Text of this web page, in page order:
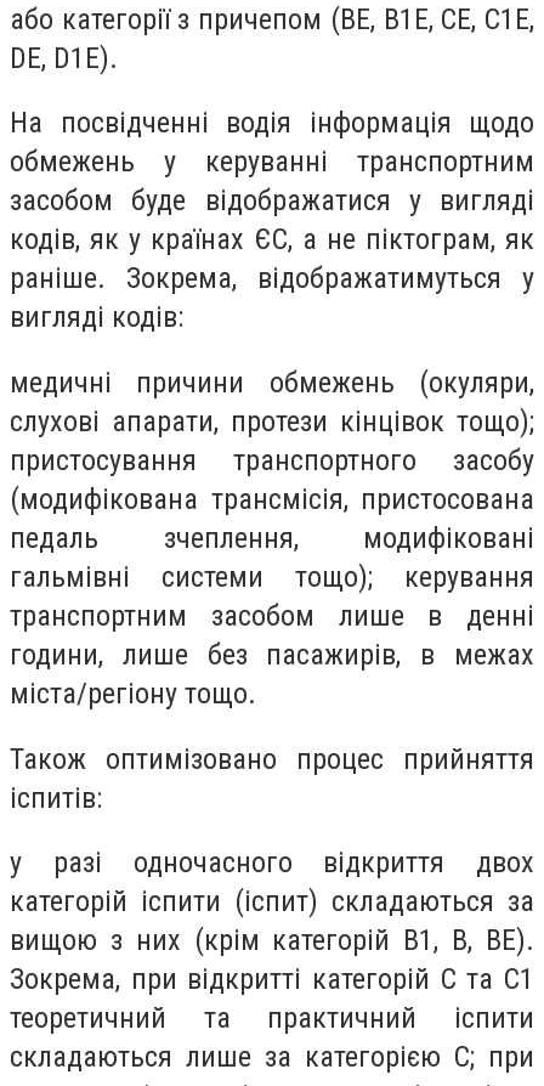
або категорії з причепом (ВЕ, В1Е, СЕ, С1Е,
DE, D1E).
На посвідченні водія інформація щодо
обмежень у керуванні транспортним
засобом буде відображатися у вигляді
кодів, як у країнах ЄС, а не піктограм, як
раніше. Зокрема, відображатимуться у
вигляді кодів:
медичні причини обмежень (окуляри,
слухові апарати, протези кінцівок тощо);
пристосування транспортного засобу
(модифікована трансмісія, пристосована
педаль зчеплення, модифіковані
гальмівні системи тощо); керування
транспортним засобом лише в денні
години, лише без пасажирів, в межах
міста/регіону тощо.
Також оптимізовано процес прийняття
іспитів:
у разі одночасного відкриття двох
категорій іспити (іспит) складаються за
вищою з них (крім категорій B1, B, BE).
Зокрема, при відкритті категорій С та С1
теоретичний та практичний іспити
складаються лише за категорією С; при